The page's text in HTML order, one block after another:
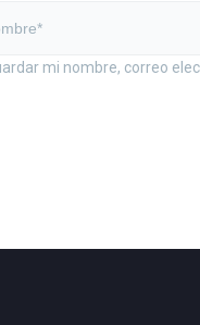
mi nombre, correo